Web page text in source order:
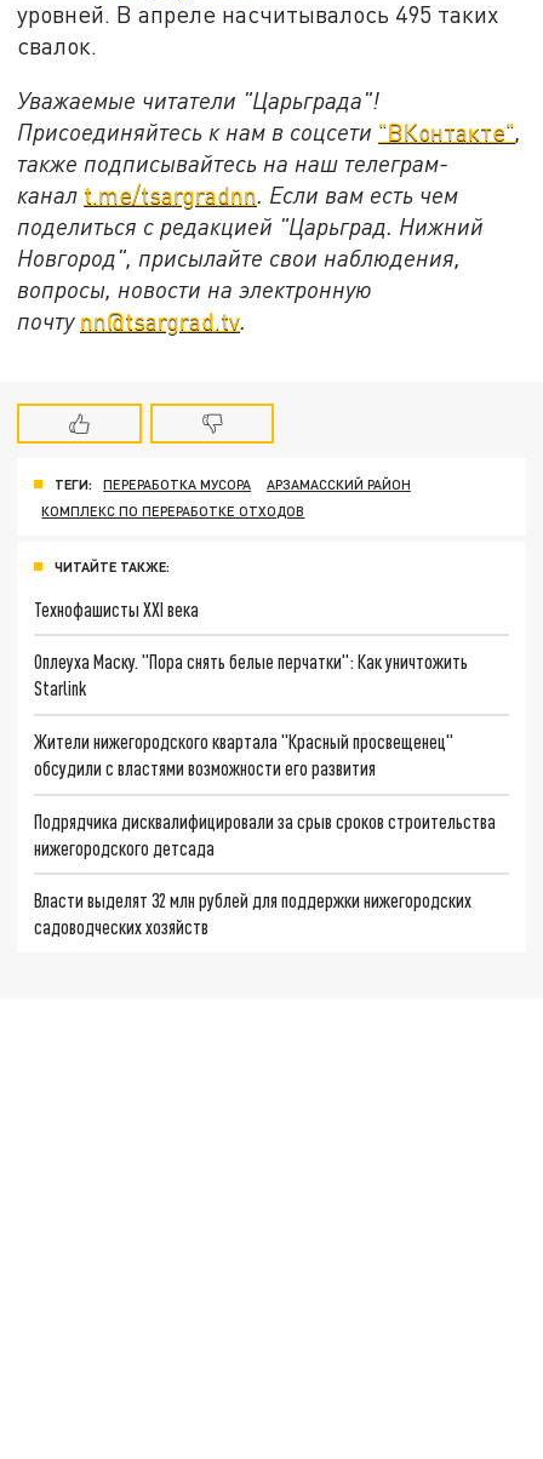
уровней. В апреле насчитывалось 495 таких
свалок.
Уважаемые читатели "Царьграда"!
Присоединяйтесь к нам в соцсети "ВКонтакте",
также подписывайтесь на наш телеграм-
канал t.me/tsargradnn. Если вам есть чем
поделиться с редакцией "Царьград. Нижний
Новгород", присылайте свои наблюдения,
вопросы, новости на электронную
почту nn@tsargrad.tv.
ТЕГИ: ПЕРЕРАБОТКА МУСОРА
АРЗАМАССКИЙ РАЙОН
КОМПЛЕКС ПО ПЕРЕРАБОТКЕ ОТХОДОВ
ЧИТАЙТЕ ТАКЖЕ:
Технофашисты XXI века
Оплеуха Маску. "Пора снять белые перчатки": Как уничтожить
Starlink
Жители нижегородского квартала "Красный просвещенец"
обсудили с властями возможности его развития
Подрядчика дисквалифицировали за срыв сроков строительства
нижегородского детсада
Власти выделят 32 млн рублей для поддержки нижегородских
садоводческих хозяйств